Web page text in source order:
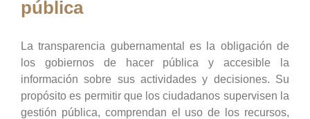
pública
La transparencia gubernamental es la obligación de
los gobiernos de hacer pública y accesible la
información sobre sus actividades y decisiones. Su
propósito es permitir que los ciudadanos supervisen la
gestión pública, comprendan el uso de los recursos,